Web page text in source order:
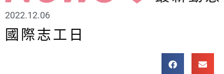
2022.12.06
國際志工日